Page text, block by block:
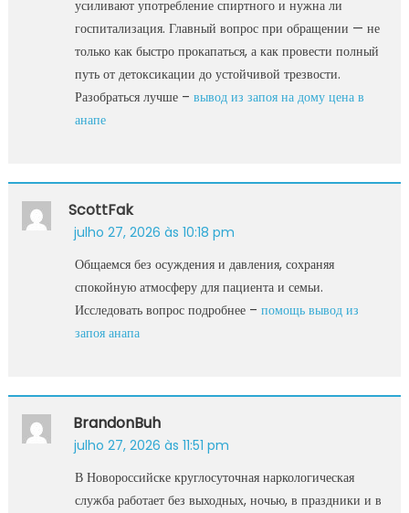
усиливают употребление спиртного и нужна ли
госпитализация. Главный вопрос при обращении — не
только как быстро прокапаться, а как провести полный
путь от детоксикации до устойчивой трезвости.
Разобраться лучше – вывод из запоя на дому цена в
анапе
ScottFak
julho 27, 2026 às 10:18 pm
Общаемся без осуждения и давления, сохраняя
спокойную атмосферу для пациента и семьи.
Исследовать вопрос подробнее – помощь вывод из
запоя анапа
BrandonBuh
julho 27, 2026 às 11:51 pm
В Новороссийске круглосуточная наркологическая
служба работает без выходных, ночью, в праздники и в